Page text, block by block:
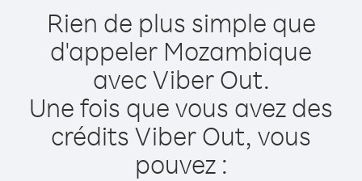
Rien de plus simple que
d'appeler Mozambique
avec Viber Out.
Une fois que vous avez des
crédits Viber Out, vous
pouvez :